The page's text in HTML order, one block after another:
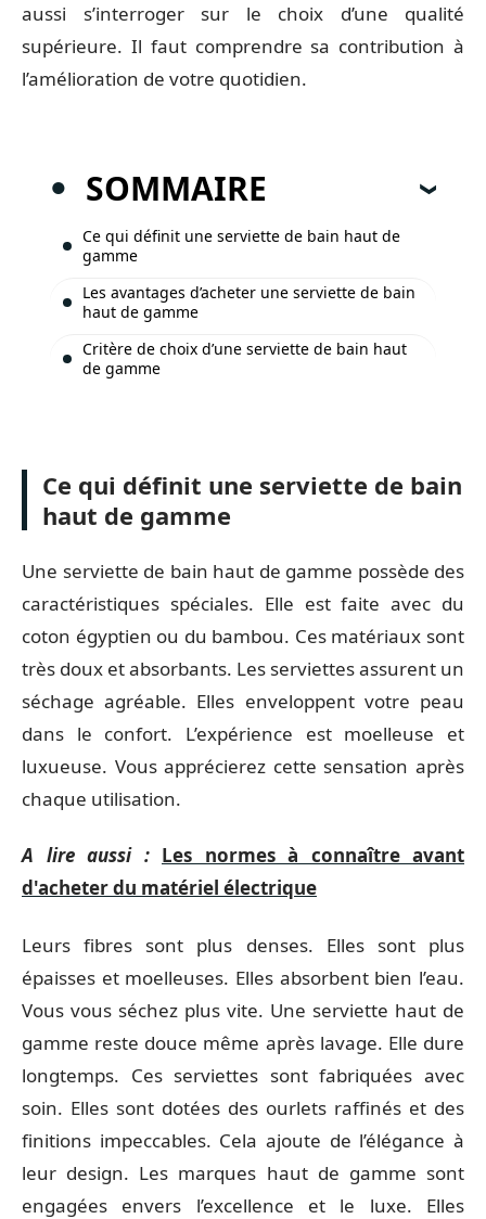
aussi s’interroger sur le choix d’une qualité
supérieure. Il faut comprendre sa contribution à
l’amélioration de votre quotidien.
SOMMAIRE
Ce qui définit une serviette de bain haut de
gamme
Les avantages d’acheter une serviette de bain
haut de gamme
Critère de choix d’une serviette de bain haut
de gamme
Ce qui définit une serviette de bain
haut de gamme
Une serviette de bain haut de gamme possède des
caractéristiques spéciales. Elle est faite avec du
coton égyptien ou du bambou. Ces matériaux sont
très doux et absorbants. Les serviettes assurent un
séchage agréable. Elles enveloppent votre peau
dans le confort. L’expérience est moelleuse et
luxueuse. Vous apprécierez cette sensation après
chaque utilisation.
A lire aussi : Les normes à connaître avant
d'acheter du matériel électrique
Leurs fibres sont plus denses. Elles sont plus
épaisses et moelleuses. Elles absorbent bien l’eau.
Vous vous séchez plus vite. Une serviette haut de
gamme reste douce même après lavage. Elle dure
longtemps. Ces serviettes sont fabriquées avec
soin. Elles sont dotées des ourlets raffinés et des
finitions impeccables. Cela ajoute de l’élégance à
leur design. Les marques haut de gamme sont
engagées envers l’excellence et le luxe. Elles